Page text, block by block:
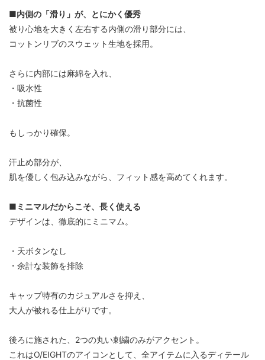
■内側の「滑り」が、とにかく優秀
被り心地を大きく左右する内側の滑り部分には、
コットンリブのスウェット生地を採用。
さらに内部には麻綿を入れ、
・吸水性
・抗菌性
もしっかり確保。
汗止め部分が、
肌を優しく包み込みながら、フィット感を高めてくれます。
■ミニマルだからこそ、長く使える
デザインは、徹底的にミニマム。
・天ボタンなし
・余計な装飾を排除
キャップ特有のカジュアルさを抑え、
大人が被れる仕上がりです。
後ろに施された、2つの丸い刺繍のみがアクセント。
これはO/EIGHTのアイコンとして、全アイテムに入るディテール